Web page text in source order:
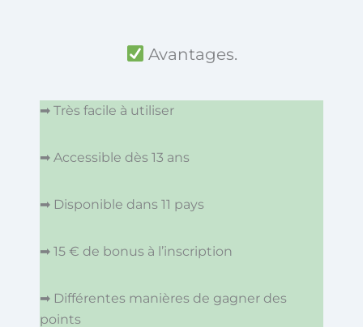
Avantages.
➡ Très facile à utiliser
➡ Accessible dès 13 ans
➡ Disponible dans 11 pays
➡ 15 € de bonus à l’inscription
➡ Différentes manières de gagner des
points